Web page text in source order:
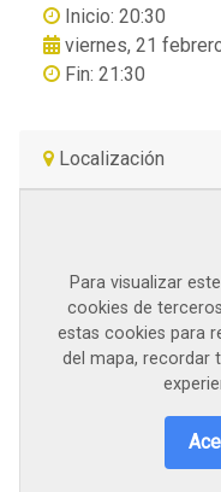
Inicio: 20:30
viernes, 21
Fin: 21:30
Localización
Para visualizar
cookies de
estas cookies para
del mapa, recordar